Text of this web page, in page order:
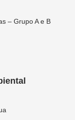
– Grupo A e B